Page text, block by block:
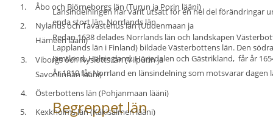
Länsindelningen har varit utsatt för en hel del förändringar
enda stort län, Norrlands län.
Redan 1638 delades Norrlands län och landskapen
Lapplands län i Finland) bildade Västerbottens län. Den
Jämtland, Hälsingland, Härjedalen och Gästrikland,  får år
År 1810 får Norrland en länsindelning som motsvarar
Begreppet län
1.
Åbo och Björneborgs län (Turun ja Porin lääni)
2.
Nylands och Tavastehus län (Uudenmaan ja
Hämeen lääni)
3.
Viborgs och Nyslotts län (Viipurin ja
Savonlinnan lääni)
4.
Österbottens län (Pohjanmaan lääni)
5.
Kexkholms län (Käkisalmen lääni)